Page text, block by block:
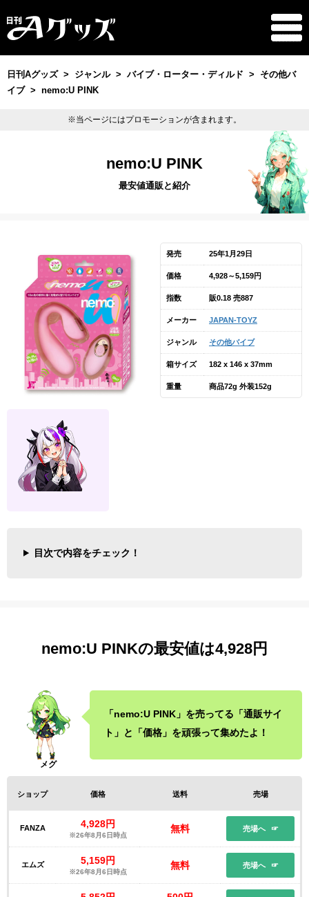
日刊Aグッズ ジャンル バイブ・ローター・ディルド
その他バ
イブ
nemo:U PINK
※当ページにはプロモーションが含まれます。
nemo:U PINK
最安値通販と紹介
発売 25年1月29日
価格 4,928～5,159円
指数 販0.18 売887
メーカー JAPAN-TOYZ
ジャンル その他バイブ
箱サイズ 182 x 146 x 37mm
重量 商品72g 外装152g
目次で内容をチェック！
nemo:U PINKの最安値は4,928円
「nemo:U PINK」を売ってる「通販サイ
ト」と「価格」を頑張って集めたよ！
ショップ 価格 送料 売場
FANZA 4,928円
※26年8月6日時点
無料 売場へ
エムズ 5,159円
※26年8月6日時点
無料 売場へ